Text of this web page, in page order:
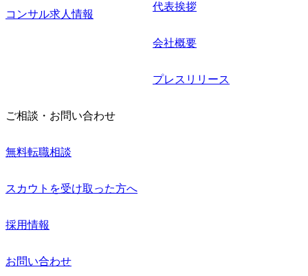
コンサル求人情報
代表挨拶
会社概要
プレスリリース
ご相談・お問い合わせ
無料転職相談
スカウトを受け取った方へ
採用情報
お問い合わせ